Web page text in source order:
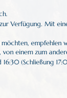
Verfügung. Mit
einem zum
(Schließung